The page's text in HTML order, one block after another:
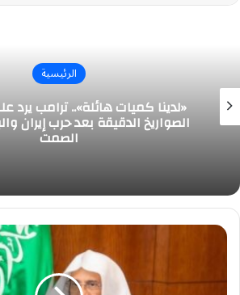
الرئيسية
«لدينا كميات هائلة».. ترامب يرد
الصواريخ الدقيقة بعد حرب إيران
الصمت
تخصيص
للحديث